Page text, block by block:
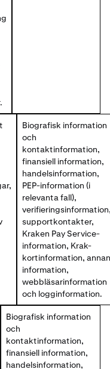
Biografisk information
och
kontaktinformation,
finansiell information,
handelsinformation,
PEP-information (i
relevanta fall),
supportkontakter,
Kraken Pay Service-
information, Krak-
kortinformation, annan
information,
webbläsarinformation
och logginformation.
Biografisk information
och
kontaktinformation,
finansiell information,
handelsinformation,